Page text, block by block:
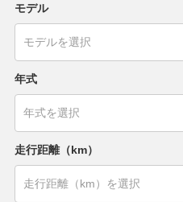
モデル
年式
走行距離（km）